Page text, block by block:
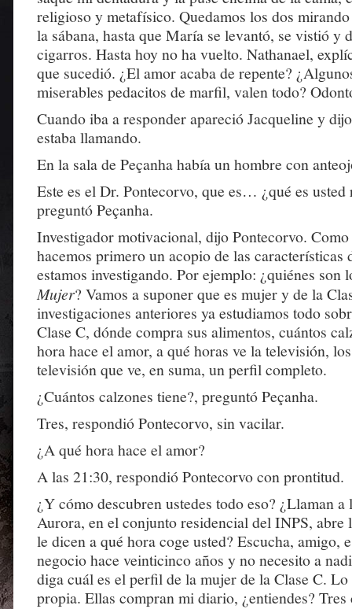
religioso y metafísico. Quedamos los dos
la sábana, hasta que María se levantó, se vistió y
cigarros. Hasta hoy no ha vuelto. Nathanael,
que sucedió. ¿El amor acaba de repente?
miserables pedacitos de marfil, valen todo?
Cuando iba a responder apareció Jacqueline y
estaba llamando.
En la sala de Peçanha había un hombre con
Este es el Dr. Pontecorvo, que es… ¿qué es usted
preguntó Peçanha.
Investigador motivacional, dijo Pontecorvo.
hacemos primero un acopio de las características
estamos investigando. Por ejemplo: ¿quiénes son
Mujer? Vamos a suponer que es mujer y de la
investigaciones anteriores ya estudiamos todo
Clase C, dónde compra sus alimentos, cuántos
hora hace el amor, a qué horas ve la televisión,
televisión que ve, en suma, un perfil completo.
¿Cuántos calzones tiene?, preguntó Peçanha.
Tres, respondió Pontecorvo, sin vacilar.
¿A qué hora hace el amor?
A las 21:30, respondió Pontecorvo con prontitud.
¿Y cómo descubren ustedes todo eso? ¿Llaman a
Aurora, en el conjunto residencial del INPS, abre
le dicen a qué hora coge usted? Escucha, amigo,
negocio hace veinticinco años y no necesito a
diga cuál es el perfil de la mujer de la Clase C.
propia. Ellas compran mi diario, ¿entiendes?